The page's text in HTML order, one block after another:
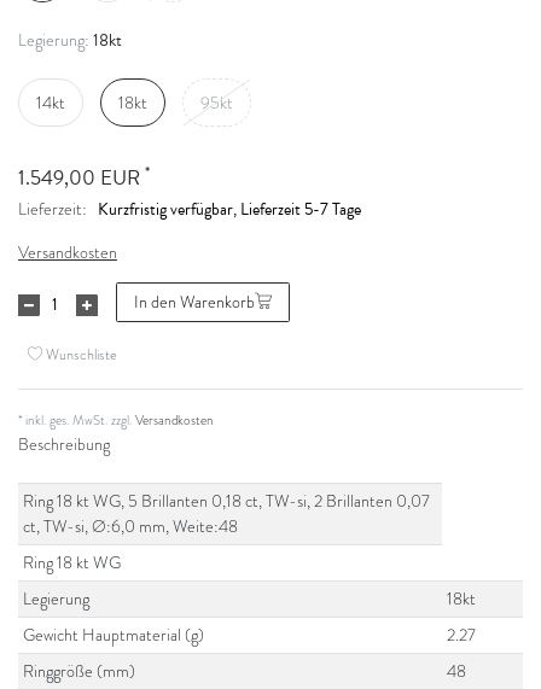
Legierung: 18kt
14kt 18kt 95kt
1.549,00 EUR *
Lieferzeit: Kurzfristig verfügbar, Lieferzeit 5-7 Tage
Versandkosten
In den Warenkorb
Wunschliste
* inkl. ges. MwSt. zzgl.Versandkosten
Beschreibung
Ring 18 kt WG, 5 Brillanten 0,18 ct, TW-si, 2 Brillanten 0,07
ct, TW-si, Ø:6,0 mm, Weite:48
Ring 18 kt WG
Legierung
18kt
Gewicht Hauptmaterial (g)
2.27
Ringgröße (mm)
48